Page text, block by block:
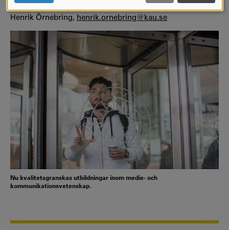
För mer information om utvärderingsarbetet, kontakta:
Henrik Örnebring, henrik.ornebring@kau.se
Nu kvalitetsgranskas utbildningar inom medie- och
kommunikationsvetenskap.
COOKIES